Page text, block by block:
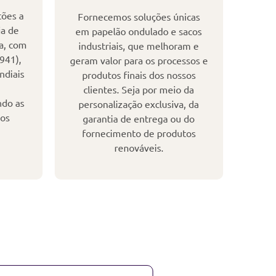
a
de
com
as
Fornecemos soluções únicas
em papelão ondulado e sacos
industriais, que melhoram e
geram valor para os processos e
produtos finais dos nossos
clientes. Seja por meio da
personalização exclusiva, da
garantia de entrega ou do
fornecimento de produtos
renováveis.